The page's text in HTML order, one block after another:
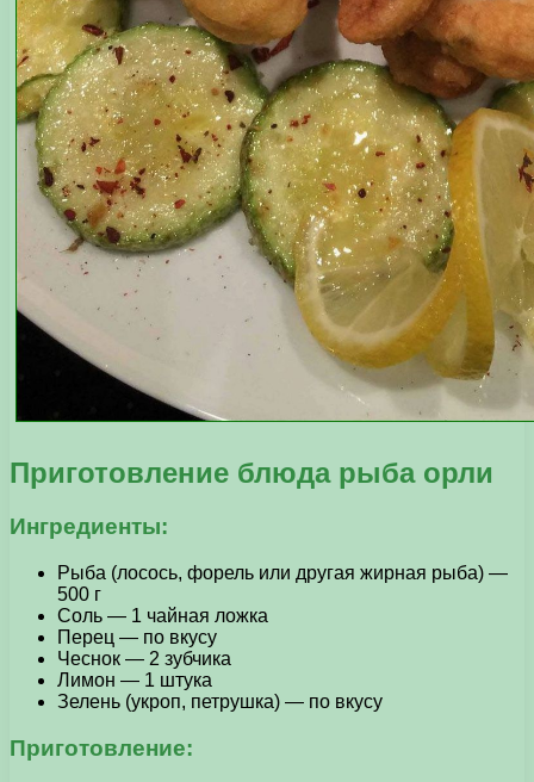
Приготовление блюда рыба орли
Ингредиенты:
Рыба (лосось, форель или другая жирная рыба) —
500 г
Соль — 1 чайная ложка
Перец — по вкусу
Чеснок — 2 зубчика
Лимон — 1 штука
Зелень (укроп, петрушка) — по вкусу
Приготовление: